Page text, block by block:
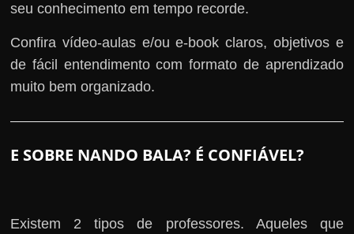
seu conhecimento em tempo recorde.
Confira vídeo-aulas e/ou e-book claros, objetivos e
de fácil entendimento com formato de aprendizado
muito bem organizado.
E SOBRE NANDO BALA? É CONFIÁVEL?
Existem 2 tipos de professores. Aqueles que